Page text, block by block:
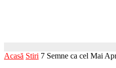
Acasă Stiri 7 Semne ca cel Mai